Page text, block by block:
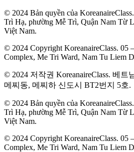
© 2024 Bản quyền của
Trì Hạ, phường Mễ Trì, Quận Nam Từ
Việt Nam.
© 2024 Copyright KoreanaireClass. 05
Complex, Me Tri Ward, Nam Tu Liem
© 2024 저작권 KoreanaireClass. 베
메찌동, 메찌하 신도시 BT2번지 5호.
© 2024 Bản quyền của
Trì Hạ, phường Mễ Trì, Quận Nam Từ
Việt Nam.
© 2024 Copyright KoreanaireClass. 05
Complex, Me Tri Ward, Nam Tu Liem